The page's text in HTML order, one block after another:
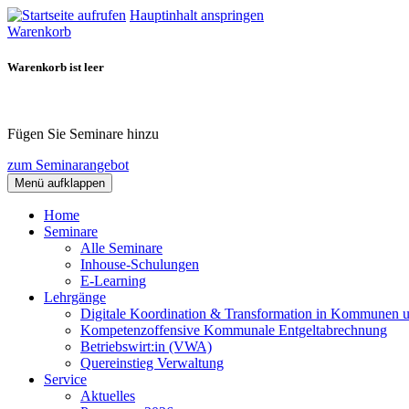
Hauptinhalt anspringen
Warenkorb
Warenkorb ist leer
Fügen Sie Seminare hinzu
zum Seminarangebot
Menü aufklappen
Home
Seminare
Alle Seminare
Inhouse-Schulungen
E-Learning
Lehrgänge
Digitale Koordination & Transformation in Kommunen
Kompetenzoffensive Kommunale Entgeltabrechnung
Betriebswirt:in (VWA)
Quereinstieg Verwaltung
Service
Aktuelles